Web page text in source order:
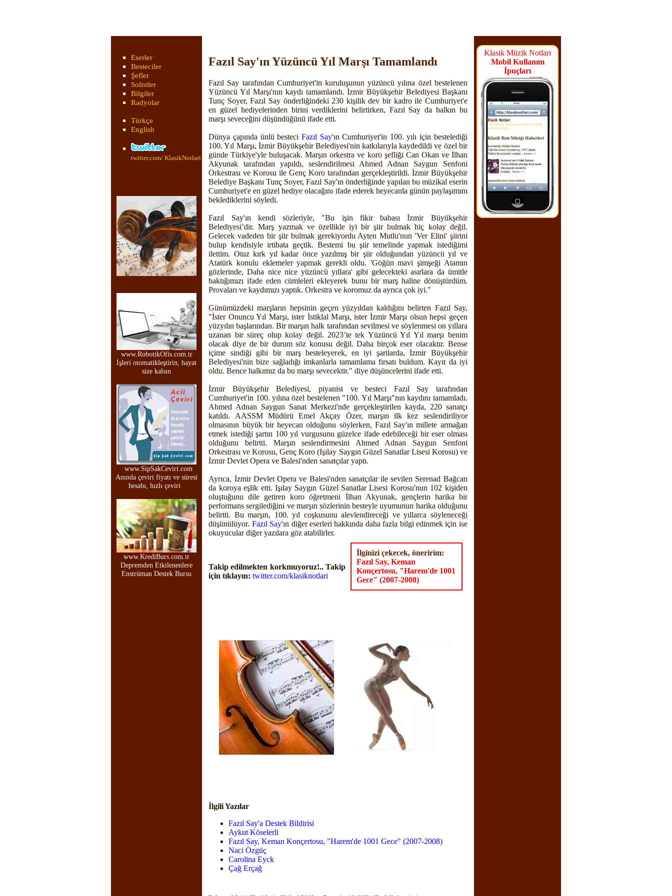
Eserler
Besteciler
Şefler
Solistler
Bilgiler
Radyolar
Türkçe
English
twitter.com/ KlasikNotlari
www.RobotikOfis.com.tr
İşleri otomatikleştirin, hayat
size kalsın
www.SipSakCeviri.com
Anında çeviri fiyatı ve süresi
hesabı, hızlı çeviri
www.KrediBurs.com.tr
Depremden Etkilenenlere
Enstrüman Destek Bursu
Fazıl Say'ın Yüzüncü Yıl Marşı Tamamlandı
Fazıl Say tarafından Cumhuriyet'in kuruluşunun yüzüncü yılına özel bestelenen
Yüzüncü Yıl Marşı'nın kaydı tamamlandı. İzmir Büyükşehir Belediyesi Başkanı
Tunç Soyer, Fazıl Say önderliğindeki 230 kişilik dev bir kadro ile Cumhuriyet'e
en güzel hediyelerinden birini verdiklerini belirtirken, Fazıl Say da halkın bu
marşı seveceğini düşündüğünü ifade etti.
Dünya çapında ünlü besteci Fazıl Say'ın Cumhuriyet'in 100. yılı için bestelediği
100. Yıl Marşı, İzmir Büyükşehir Belediyesi'nin katkılarıyla kaydedildi ve özel bir
günde Türkiye'yle buluşacak. Marşın orkestra ve koro şefliği Can Okan ve İlhan
Akyunak tarafından yapıldı, seslendirilmesi Ahmed Adnan Saygun Senfoni
Orkestrası ve Korosu ile Genç Koro tarafından gerçekleştirildi. İzmir Büyükşehir
Belediye Başkanı Tunç Soyer, Fazıl Say'ın önderliğinde yapılan bu müzikal eserin
Cumhuriyet'e en güzel hediye olacağını ifade ederek heyecanla günün paylaşımını
beklediklerini söyledi.
Fazıl Say'ın kendi sözleriyle, "Bu işin fikir babası İzmir Büyükşehir
Belediyesi’dir. Marş yazmak ve özellikle iyi bir şiir bulmak hiç kolay değil.
Gelecek vadeden bir şiir bulmak gerekiyordu Ayten Mutlu'nun 'Ver Elini' şiirini
bulup kendisiyle irtibata geçtik. Bestemi bu şiir temelinde yapmak istediğimi
ilettim. Otuz kırk yıl kadar önce yazılmış bir şiir olduğundan yüzüncü yıl ve
Atatürk konulu eklemeler yapmak gerekli oldu. 'Göğün mavi şimşeği Atamın
gözlerinde, Daha nice nice yüzüncü yıllara' gibi gelecekteki asırlara da ümitle
baktığımızı ifade eden cümleleri ekleyerek bunu bir marş haline dönüştürdüm.
Provaları ve kaydımızı yaptık. Orkestra ve koromuz da ayrıca çok iyi."
Günümüzdeki marşların hepsinin geçen yüzyıldan kaldığını belirten Fazıl Say,
"İster Onuncu Yıl Marşı, ister İstiklal Marşı, ister İzmir Marşı olsun hepsi geçen
yüzyılın başlarından. Bir marşın halk tarafından sevilmesi ve söylenmesi on yıllara
uzanan bir süreç olup kolay değil. 2023’te tek Yüzüncü Yıl Yıl marşı benim
olacak diye de bir durum söz konusu değil. Daha birçok eser olacaktır. Bense
içime sindiği gibi bir marş besteleyerek, en iyi şartlarda, İzmir Büyükşehir
Belediyesi'nin bize sağladığı imkanlarla tamamlama fırsatı buldum. Kayıt da iyi
oldu. Bence halkımız da bu marşı sevecektir." diye düşüncelerini ifade etti.
İzmir Büyükşehir Belediyesi, piyanist ve besteci Fazıl Say tarafından
Cumhuriyet'in 100. yılına özel bestelenen "100. Yıl Marşı"nın kaydını tamamladı.
Ahmed Adnan Saygun Sanat Merkezi'nde gerçekleştirilen kayda, 220 sanatçı
katıldı. AASSM Müdürü Emel Akçay Özer, marşın ilk kez seslendiriliyor
olmasının büyük bir heyecan olduğunu söylerken, Fazıl Say'ın millete armağan
etmek istediği şartın 100 yıl vurgusunu güzelce ifade edebileceği bir eser olması
olduğunu belirtti. Marşın seslendirmesini Ahmed Adnan Saygun Senfoni
Orkestrası ve Korosu, Genç Koro (Işılay Saygın Güzel Sanatlar Lisesi Korosu) ve
İzmir Devlet Opera ve Balesi'nden sanatçılar yaptı.
Ayrıca, İzmir Devlet Opera ve Balesi'nden sanatçılar ile sevilen Serenad Bağcan
da koroya eşlik etti. Işılay Saygın Güzel Sanatlar Lisesi Korosu'nun 102 kişiden
oluştuğunu dile getiren koro öğretmeni İlhan Akyunak, gençlerin harika bir
performans sergilediğini ve marşın sözlerinin besteyle uyumunun harika olduğunu
belirtti. Bu marşın, 100. yıl coşkusunu alevlendireceği ve yıllarca söyleneceği
düşünülüyor. Fazıl Say'ın diğer eserleri hakkında daha fazla bilgi edinmek için ise
okuyucular diğer yazılara göz atabilirler.
İlginizi çekecek, öneririm:
Fazıl Say, Keman
Konçertosu, "Harem'de 1001
Gece" (2007-2008)
Takip edilmekten korkmuyoruz!.. Takip
için tıklayın: twitter.com/klasiknotlari
İlgili Yazılar
Fazıl Say'a Destek Bildirisi
Aykut Köselerli
Fazıl Say, Keman Konçertosu, "Harem'de 1001 Gece" (2007-2008)
Naci Özgüç
Carolina Eyck
Çağ Erçağ
Klasik Müzik Notları
Mobil Kullanım
İpuçları